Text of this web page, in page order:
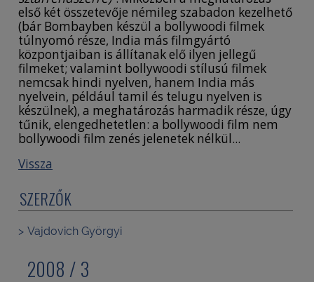
első két összetevője némileg szabadon kezelhető
(bár Bombayben készül a bollywoodi filmek
túlnyomó része, India más filmgyártó
központjaiban is állítanak elő ilyen jellegű
filmeket; valamint bollywoodi stílusú filmek
nemcsak hindi nyelven, hanem India más
nyelvein, például tamil és telugu nyelven is
készülnek), a meghatározás harmadik része, úgy
tűnik, elengedhetetlen: a bollywoodi film nem
bollywoodi film zenés jelenetek nélkül...
Vissza
SZERZŐK
Vajdovich Györgyi
2008 / 3